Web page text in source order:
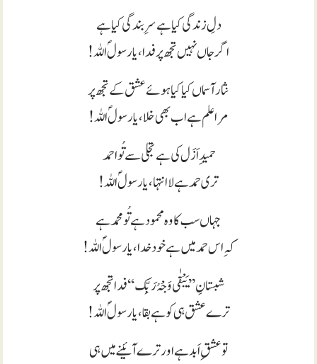
دلِ زندگی کیا ہے سرِبندگی کیا ہے
اگر جاں نہیں تجھ پر فدا، یارسولؐ اللہ!
نثار آسماں کیا کیا ہوئے عشق کے تجھ پر
مرا علم ہے اب بھی خلا، یارسولؐ اللہ!
حمیدِ اَزَل کی ہے تجلی سے تُو احمد
تری حمد ہے لاانتہا، یارسولؐ اللہ!
جہاں سب کا وہ محمود ہے تُو محمد ہے
کہ ِاس حمد میں ہے خود خدا، یارسولؐ اللہ!
شبستانِ’’یَبْقٰی وَجْہُ رَبِّک‘‘فدا تجھ پر
ترے عشق ہی کو ہے بقا، یارسولؐ اللہ!
تو عشقِ اَبد ہے اور ترے آئینے میں ہی